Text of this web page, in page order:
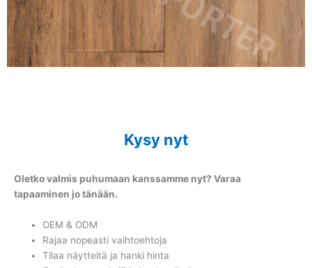
Kysy nyt
Oletko valmis puhumaan kanssamme nyt? Varaa
tapaaminen jo tänään.
OEM & ODM
Rajaa nopeasti vaihtoehtoja
Tilaa näytteitä ja hanki hinta